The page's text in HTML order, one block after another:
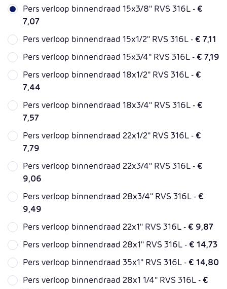
Pers verloop binnendraad 15x3/8'' RVS 316L -€
7,07
Pers verloop binnendraad 15x1/2'' RVS 316L -€ 7,11
Pers verloop binnendraad 15x3/4'' RVS 316L -€ 7,19
Pers verloop binnendraad 18x1/2'' RVS 316L -€
7,44
Pers verloop binnendraad 18x3/4'' RVS 316L -€
7,57
Pers verloop binnendraad 22x1/2'' RVS 316L -€
7,79
Pers verloop binnendraad 22x3/4'' RVS 316L -€
9,06
Pers verloop binnendraad 28x3/4'' RVS 316L -€
9,49
Pers verloop binnendraad 22x1'' RVS 316L -€ 9,87
Pers verloop binnendraad 28x1'' RVS 316L -€ 14,73
Pers verloop binnendraad 35x1'' RVS 316L -€ 14,80
Pers verloop binnendraad 28x1 1/4'' RVS 316L -€